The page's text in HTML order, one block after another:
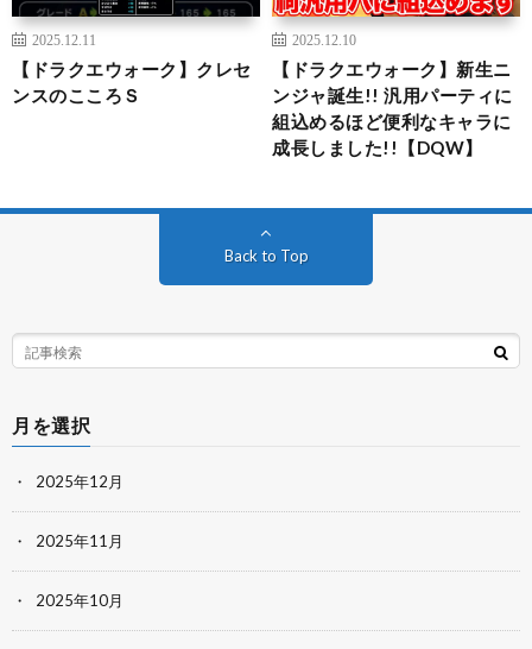
2025.12.11
【ドラクエウォーク】クレセ
ンスのこころＳ
2025.12.10
【ドラクエウォーク】新生ニ
ンジャ誕生!! 汎用パーティに
組込めるほど便利なキャラに
成長しました!!【DQW】
Back to Top
月を選択
2025年12月
2025年11月
2025年10月